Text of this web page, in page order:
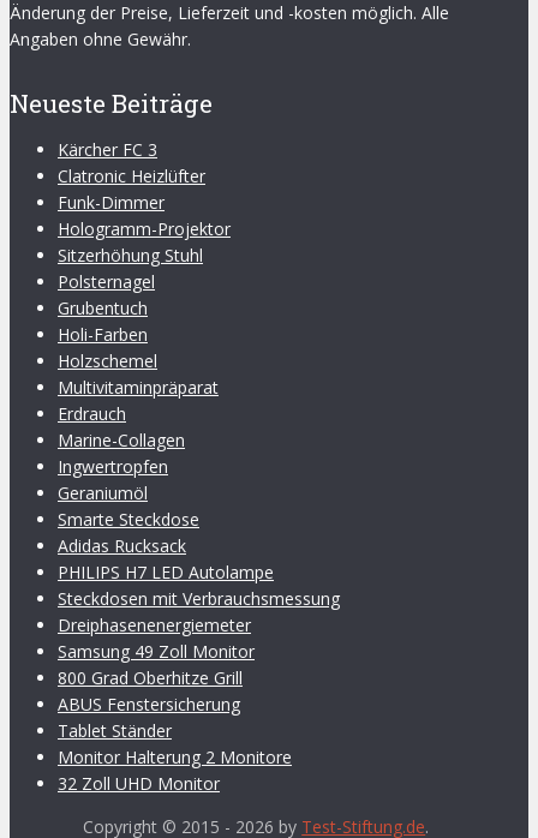
Änderung der Preise, Lieferzeit und -kosten möglich. Alle
Angaben ohne Gewähr.
Neueste Beiträge
Kärcher FC 3
Clatronic Heizlüfter
Funk-Dimmer
Hologramm-Projektor
Sitzerhöhung Stuhl
Polsternagel
Grubentuch
Holi-Farben
Holzschemel
Multivitaminpräparat
Erdrauch
Marine-Collagen
Ingwertropfen
Geraniumöl
Smarte Steckdose
Adidas Rucksack
PHILIPS H7 LED Autolampe
Steckdosen mit Verbrauchsmessung
Dreiphasenenergiemeter
Samsung 49 Zoll Monitor
800 Grad Oberhitze Grill
ABUS Fenstersicherung
Tablet Ständer
Monitor Halterung 2 Monitore
32 Zoll UHD Monitor
Copyright © 2015 - 2026 by Test-Stiftung.de.